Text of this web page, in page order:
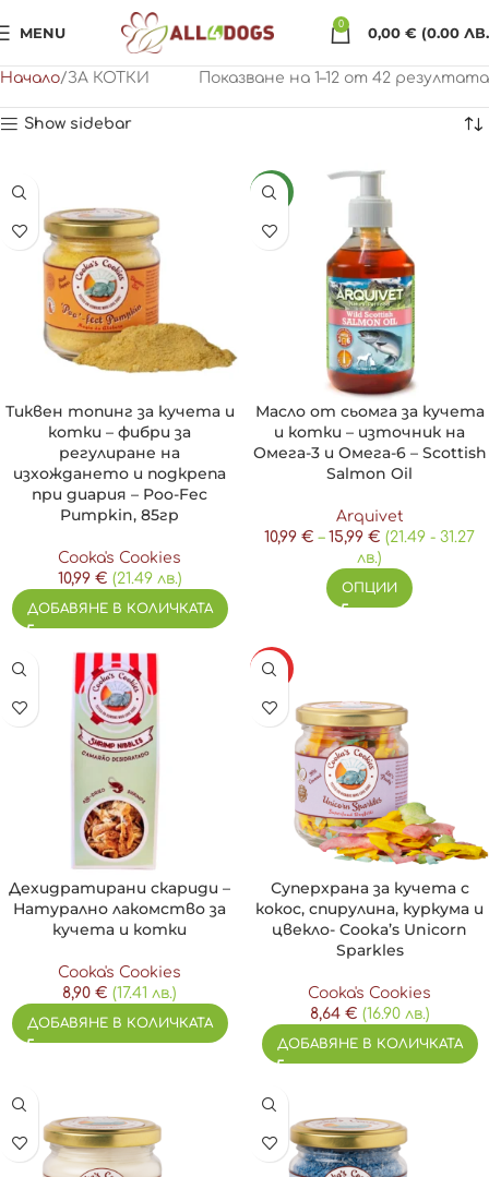
MENU 0 0,00 € (0.00
Начало ЗА КОТКИ Показване на 1–12 от 42 резултата
Show sidebar
Тиквен топинг за кучета и
котки – фибри за
регулиране на
изхождането и подкрепа
при диария – Poo-Fec
Pumpkin, 85гр
Cooka's Cookies
10,99 € (21.49 лв.)
ДОБАВЯНЕ В КОЛИЧКАТА
NEW
Масло от сьомга за кучета
и котки – източник на
Омега-3 и Омега-6 – Scottish
Salmon Oil
Arquivet
10,99 € – 15,99 € (21.49 - 31.27
лв.)
ОПЦИИ
Дехидратирани скариди –
Натурално лакомство за
кучета и котки
Cooka's Cookies
8,90 € (17.41 лв.)
ДОБАВЯНЕ В КОЛИЧКАТА
HOT
Суперхрана за кучета с
кокос, спирулина, куркума и
цвекло- Cooka’s Unicorn
Sparkles
Cooka's Cookies
8,64 € (16.90 лв.)
ДОБАВЯНЕ В КОЛИЧКАТА